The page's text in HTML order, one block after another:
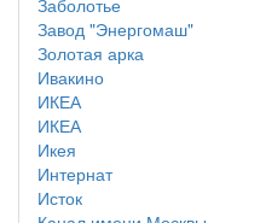
Заболотье
Завод "Энергомаш"
Золотая арка
Ивакино
ИКЕА
ИКЕА
Икея
Интернат
Исток